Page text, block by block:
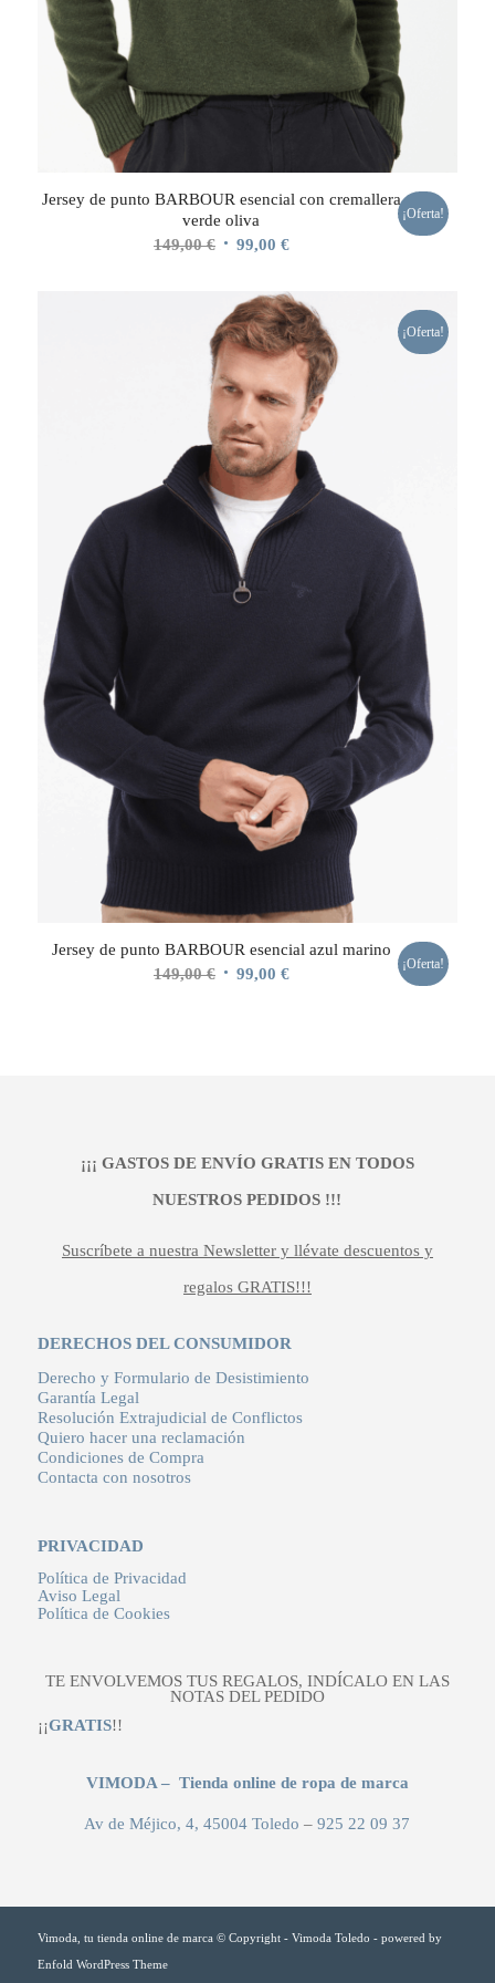
Jersey de punto BARBOUR esencial con cremallera
verde oliva
149,00€ El
original
era:
149,00 €.
99,00 €El
actual
es:
99,00 €.
¡Oferta!
¡Oferta!
Jersey de punto BARBOUR esencial azul marino
149,00€ El 99,00 €El
¡Oferta!
¡¡¡ GASTOS DE ENVÍO GRATIS EN TODOS
NUESTROS PEDIDOS !!!
Suscríbete a nuestra Newsletter y llévate descuentos y
regalos GRATIS!!!
DERECHOS DEL CONSUMIDOR
Derecho y Formulario de Desistimiento
Garantía Legal
Resolución Extrajudicial de Conflictos
Quiero hacer una reclamación
Condiciones de Compra
Contacta con nosotros
PRIVACIDAD
Política de Privacidad
Aviso Legal
Política de Cookies
TE ENVOLVEMOS TUS REGALOS, INDÍCALO EN LAS
NOTAS DEL PEDIDO
¡¡GRATIS!!
VIMODA – Tienda online de ropa de marca
Av de Méjico, 4, 45004 Toledo –925 22 09 37
Vimoda, tu tienda online de marca © Copyright - Vimoda Toledo - powered by
Enfold WordPress Theme